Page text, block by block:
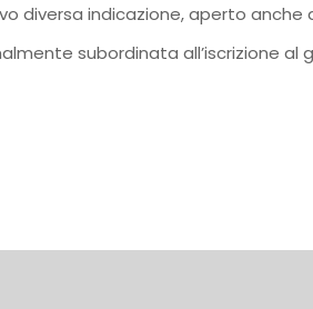
diversa indicazione, aperto anche
subordinata all’iscrizione al